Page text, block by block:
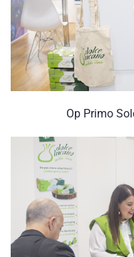
Op Primo